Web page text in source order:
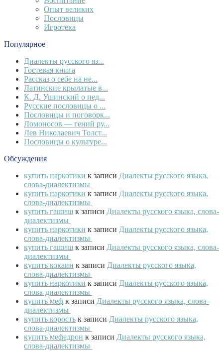
Опыт великих
Пословицы
Игротека
Популярное
Диалекты русского яз...
Гостевая книга
Рассказ о себе на не...
Латинские крылатые в...
К. Д. Ушинский о пед...
Русские пословицы о ...
Пословицы и поговорк...
Ломоносов — гений ру...
Лев Николаевич Толст...
Пословицы о культуре...
Обсуждения
купить наркотики к записи Диалекты русского языка,
слова-диалектизмы
купить наркотики к записи Диалекты русского языка,
слова-диалектизмы
купить гашиш к записи Диалекты русского языка, слова-
диалектизмы
купить наркотики к записи Диалекты русского языка,
слова-диалектизмы
купить гашиш к записи Диалекты русского языка, слова-
диалектизмы
купить кокаин к записи Диалекты русского языка,
слова-диалектизмы
купить наркотики к записи Диалекты русского языка,
слова-диалектизмы
купить меф к записи Диалекты русского языка, слова-
диалектизмы
купить корость к записи Диалекты русского языка,
слова-диалектизмы
купить мефедрон к записи Диалекты русского языка,
слова-диалектизмы